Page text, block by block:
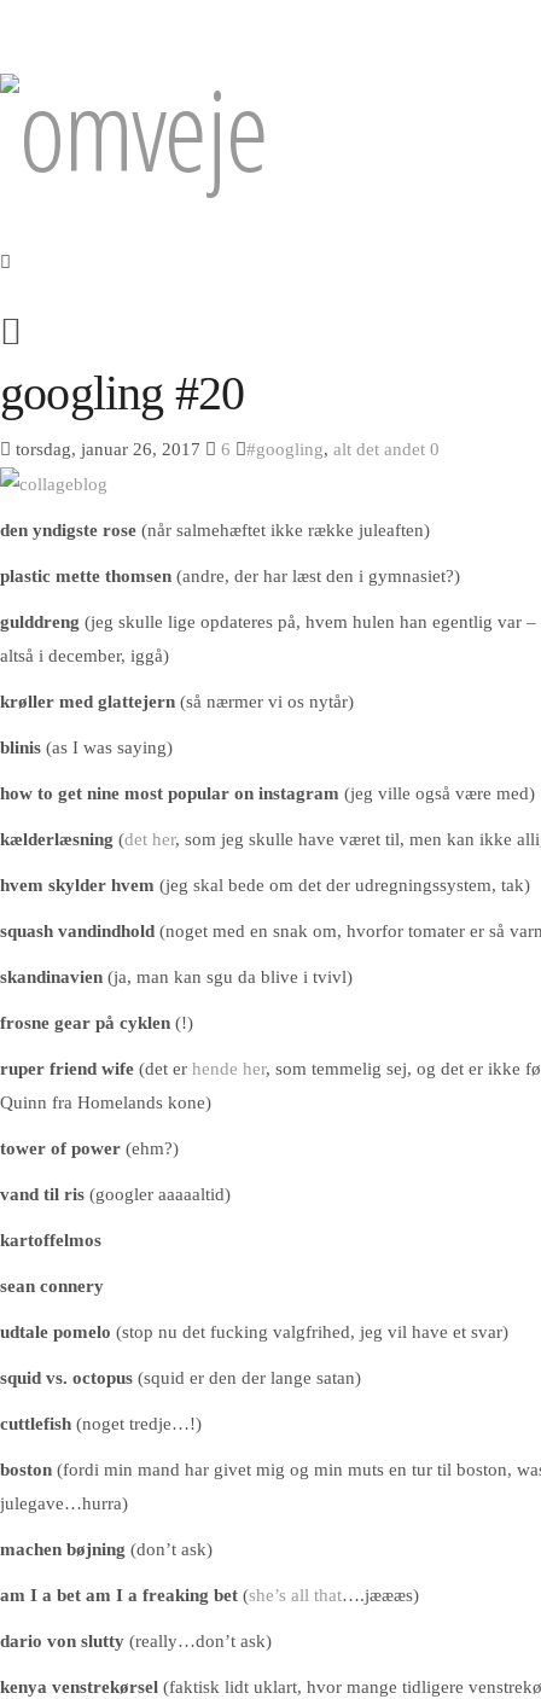
googling #20
torsdag, januar 26, 2017 6 #googling, alt det andet 0
den yndigste rose (når salmehæftet ikke række juleaften)
plastic mette thomsen (andre, der har læst den i gymnasiet?)
gulddreng (jeg skulle lige opdateres på, hvem hulen han egentlig var
altså i december, iggå)
krøller med glattejern (så nærmer vi os nytår)
blinis (as I was saying)
how to get nine most popular on instagram (jeg ville også være med)
kælderlæsning (det her, som jeg skulle have været til, men kan ikke
hvem skylder hvem (jeg skal bede om det der udregningssystem, tak)
squash vandindhold (noget med en snak om, hvorfor tomater er så
skandinavien (ja, man kan sgu da blive i tvivl)
frosne gear på cyklen (!)
ruper friend wife (det er hende her, som temmelig sej, og det er ikke
Quinn fra Homelands kone)
tower of power (ehm?)
vand til ris (googler aaaaaltid)
kartoffelmos
sean connery
udtale pomelo (stop nu det fucking valgfrihed, jeg vil have et svar)
squid vs. octopus (squid er den der lange satan)
cuttlefish (noget tredje…!)
boston (fordi min mand har givet mig og min muts en tur til boston,
julegave…hurra)
machen bøjning (don’t ask)
am I a bet am I a freaking bet (she’s all that….jæææs)
dario von slutty (really…don’t ask)
kenya venstrekørsel (faktisk lidt uklart, hvor mange tidligere